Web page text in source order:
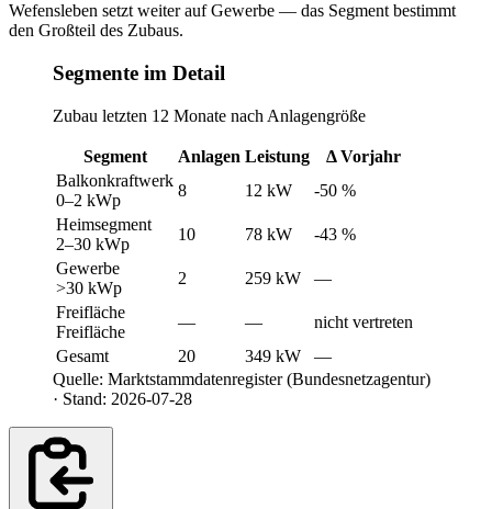
Wefensleben setzt weiter auf Gewerbe — das Segment bestimmt
den Großteil des Zubaus.
Segmente im Detail
Zubau letzten 12 Monate nach Anlagengröße
Segment Anlagen Leistung
Δ Vorjahr
Balkonkraftwerk
0–2 kWp
8 12 kW
-50 %
Heimsegment
2–30 kWp
10 78 kW
-43 %
Gewerbe
>30 kWp
2 259 kW
—
Freifläche
Freifläche
— —
nicht vertreten
Gesamt
20 349 kW
—
Quelle: Marktstammdatenregister (Bundesnetzagentur)
· Stand: 2026-07-28